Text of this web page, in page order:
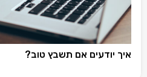
איך יודעים אם תשבץ טוב?